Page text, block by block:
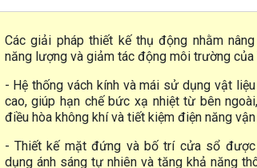
Các giải pháp thiết kế thụ động nhằm
năng lượng và giảm tác động môi trường của
- Hệ thống vách kính và mái sử dụng vật
cao, giúp hạn chế bức xạ nhiệt từ bên
điều hòa không khí và tiết kiệm điện năng vận
- Thiết kế mặt đứng và bố trí cửa sổ
dụng ánh sáng tự nhiên và tăng khả năng